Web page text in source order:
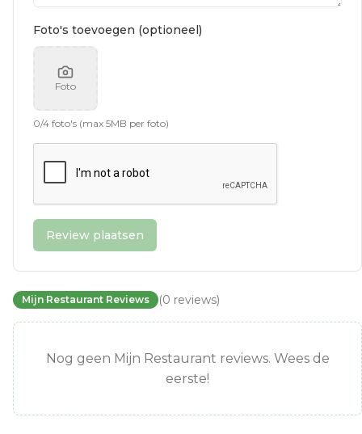
Foto's toevoegen (optioneel)
Foto
0/4 foto's (max 5MB per foto)
Review plaatsen
Mijn Restaurant Reviews (0 reviews)
Nog geen Mijn Restaurant reviews. Wees de
eerste!